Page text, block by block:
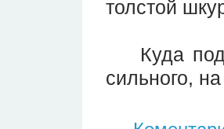
толстой
Куда
сильного,